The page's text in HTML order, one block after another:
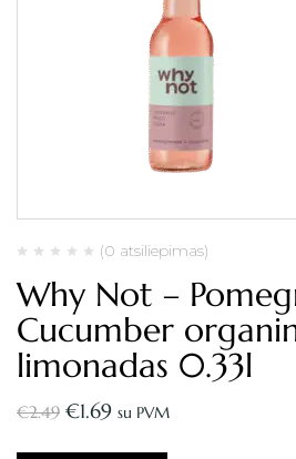
(0 atsiliepimas)
Why Not –
Cucumber
limonadas 0.33l
€2.49 €1.69 su PVM